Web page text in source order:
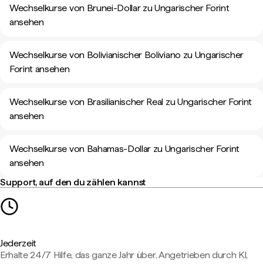
Wechselkurse von Brunei-Dollar zu Ungarischer Forint
ansehen
Wechselkurse von Bolivianischer Boliviano zu Ungarischer
Forint ansehen
Wechselkurse von Brasilianischer Real zu Ungarischer Forint
ansehen
Wechselkurse von Bahamas-Dollar zu Ungarischer Forint
ansehen
Support, auf den du zählen kannst
Jederzeit
Erhalte 24/7 Hilfe, das ganze Jahr über. Angetrieben durch KI,